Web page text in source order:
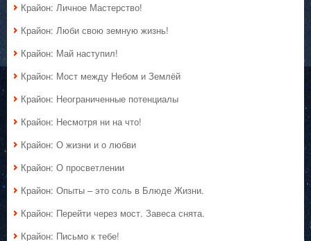
Крайон: Личное Мастерство!
Крайон: Люби свою земную жизнь!
Крайон: Май наступил!
Крайон: Мост между Небом и Землёй
Крайон: Неограниченные потенциалы
Крайон: Несмотря ни на что!
Крайон: О жизни и о любви
Крайон: О просветлении
Крайон: Опыты – это соль в Блюде Жизни.
Крайон: Перейти через мост. Завеса снята.
Крайон: Письмо к тебе!